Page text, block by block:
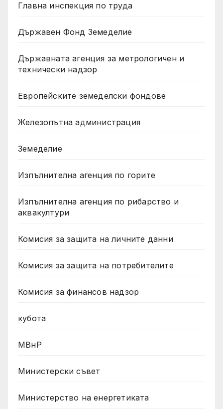
Главна инспекция по труда
Държавен Фонд Земеделие
Държавната агенция за метрологичен и
технически надзор
Европейските земеделски фондове
Железопътна администрация
Земеделие
Изпълнителна агенция по горите
Изпълнителна агенция по рибарство и
аквакултури
Комисия за защита на личните данни
Комисия за защита на потребителите
Комисия за финансов надзор
кубота
МВнР
Министерски съвет
Министерство на енергетиката